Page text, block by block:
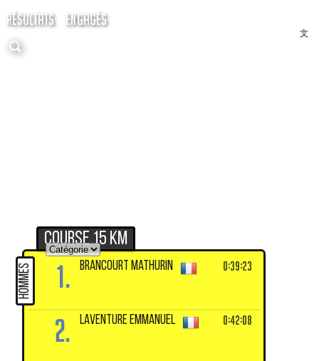
RÉSULTATS ENGAGÉS
文
Course 15 km
HOMMES 1. BRANCOURT Mathurin 0:39:23
2. LAVENTURE Emmanuel 0:42:08